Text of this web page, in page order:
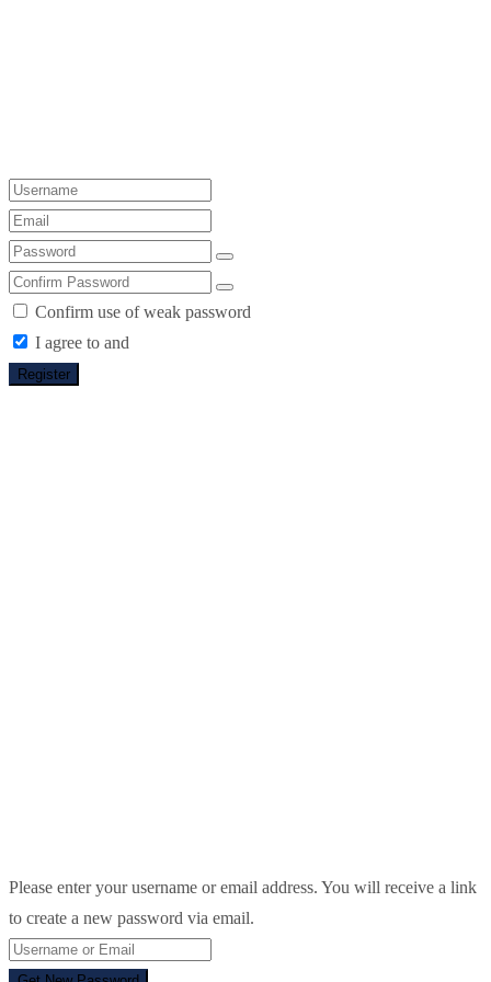
Confirm use of weak password
I agree to and
Register
Please enter your username or email address. You will receive a link
to create a new password via email.